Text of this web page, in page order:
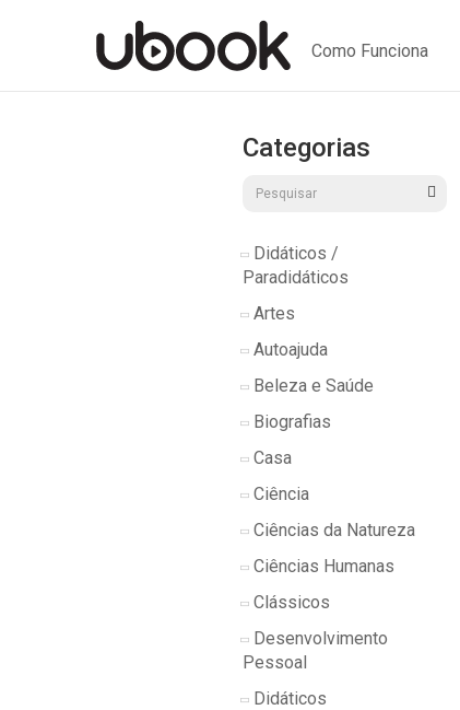
Como Funciona
Categorias
Didáticos /
Paradidáticos
Artes
Autoajuda
Beleza e Saúde
Biografias
Casa
Ciência
Ciências da Natureza
Ciências Humanas
Clássicos
Desenvolvimento
Pessoal
Didáticos